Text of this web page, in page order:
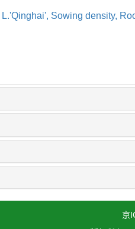
L.'Qinghai', Sowing density,
京